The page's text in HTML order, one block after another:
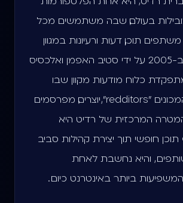
בעולם, שבה משתמשים מכל
תוכן, דעות ורעיונות במגוון
נושאים. נוסדה ב-2005 על ידי סטיב האפמן ואלכסיס
מתפקדת כלוח מודעות מקוון שבו
המשתמשים, המכונים "redditors", יוצרים, מפרסמים
המטרה המרכזית של רדיט היא
חופשי תוך יצירת קהילות סביב
, והיא נחשבת לאחת
ביותר באינטרנט כיום .